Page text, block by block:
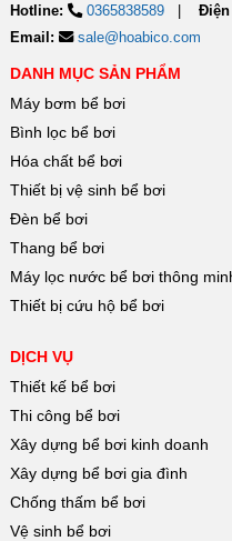
Hotline:
0365838589 Điện
Email:
sale@hoabico.com
DANH MỤC SẢN PHẨM
Máy bơm bể bơi
Bình lọc bể bơi
Hóa chất bể bơi
Thiết bị vệ sinh bể bơi
Đèn bể bơi
Thang bể bơi
Máy lọc nước bể bơi thông
Thiết bị cứu hộ bể bơi
DỊCH VỤ
Thiết kế bể bơi
Thi công bể bơi
Xây dựng bể bơi kinh doanh
Xây dựng bể bơi gia đình
Chống thấm bể bơi
Vệ sinh bể bơi